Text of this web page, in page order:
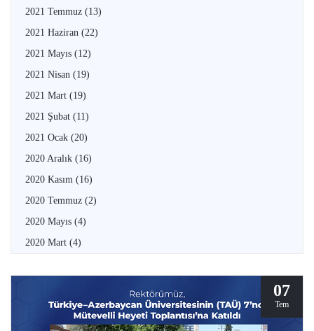
2021 Temmuz (13)
2021 Haziran (22)
2021 Mayıs (12)
2021 Nisan (19)
2021 Mart (19)
2021 Şubat (11)
2021 Ocak (20)
2020 Aralık (16)
2020 Kasım (16)
2020 Temmuz (2)
2020 Mayıs (4)
2020 Mart (4)
07
Tem